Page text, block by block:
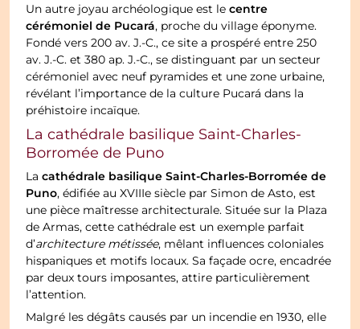
Un autre joyau archéologique est lecentre
cérémoniel de Pucará, proche du village éponyme.
Fondé vers 200 av. J.-C., ce site a prospéré entre 250
av. J.-C. et 380 ap. J.-C., se distinguant par un secteur
cérémoniel avec neuf pyramides et une zone urbaine,
révélant l’importance de la culture Pucará dans la
préhistoire incaïque.
La cathédrale basilique Saint-Charles-
Borromée de Puno
Lacathédrale basilique Saint-Charles-Borromée de
Puno, édifiée au XVIIIe siècle par Simon de Asto, est
une pièce maîtresse architecturale. Située sur la Plaza
de Armas, cette cathédrale est un exemple parfait
d’architecture métissée, mêlant influences coloniales
hispaniques et motifs locaux. Sa façade ocre, encadrée
par deux tours imposantes, attire particulièrement
l’attention.
Malgré les dégâts causés par un incendie en 1930, elle